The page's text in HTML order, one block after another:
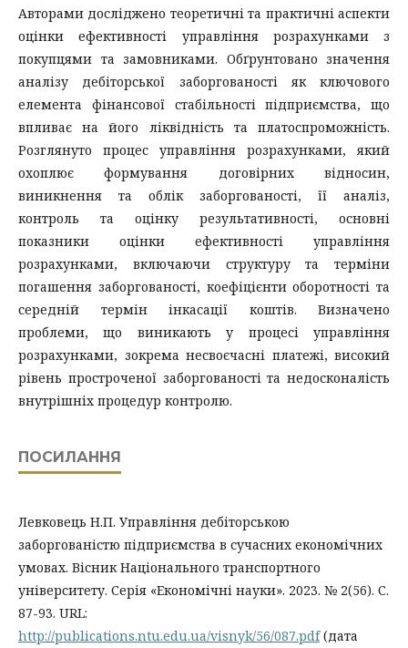
Авторами досліджено теоретичні та практичні аспекти
оцінки ефективності управління розрахунками з
покупцями та замовниками. Обґрунтовано значення
аналізу дебіторської заборгованості як ключового
елемента фінансової стабільності підприємства, що
впливає на його ліквідність та платоспроможність.
Розглянуто процес управління розрахунками, який
охоплює формування договірних відносин,
виникнення та облік заборгованості, її аналіз,
контроль та оцінку результативності, основні
показники оцінки ефективності управління
розрахунками, включаючи структуру та терміни
погашення заборгованості, коефіцієнти оборотності та
середній термін інкасації коштів. Визначено
проблеми, що виникають у процесі управління
розрахунками, зокрема несвоєчасні платежі, високий
рівень простроченої заборгованості та недосконалість
внутрішніх процедур контролю.
ПОСИЛАННЯ
Левковець Н.П. Управління дебіторською
заборгованістю підприємства в сучасних економічних
умовах. Вісник Національного транспортного
університету. Серія «Економічні науки». 2023. № 2(56). С.
87-93. URL:
http://publications.ntu.edu.ua/visnyk/56/087.pdf(дата